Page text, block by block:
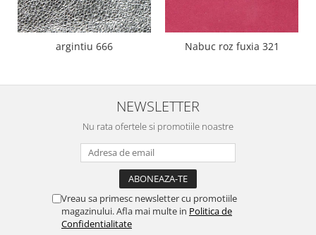
argintiu 666 Nabuc roz fuxia 321
NEWSLETTER
Nu rata ofertele si promotiile noastre
Vreau sa primesc newsletter cu promotiile
magazinului. Afla mai multe in Politica de
Confidentialitate